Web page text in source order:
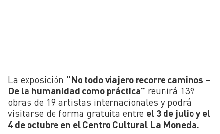
La exposición “No todo viajero recorre caminos –
De la humanidad como práctica” reunirá 139
obras de 19 artistas internacionales y podrá
visitarse de forma gratuita entre el 3 de julio y el
4 de octubre en el Centro Cultural La Moneda.